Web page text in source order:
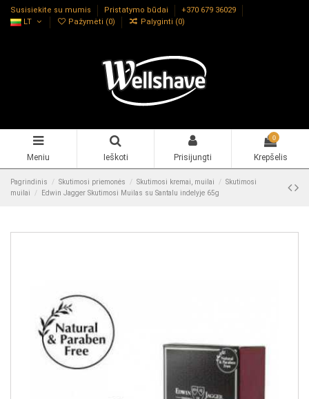
Susisiekite su mumis Pristatymo būdai
+370 679 36029
LT
Pažymėti (0) Palyginti (0)
Meniu Ieškoti Prisijungti
0
Krepšelis
Pagrindinis Skutimosi priemonės Skutimosi kremai, muilai
Skutimosi
muilai
Edwin Jagger Skutimosi Muilas su Santalu indelyje 65g